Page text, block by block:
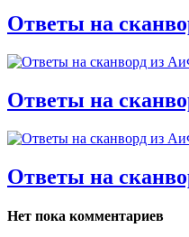
Ответы на
Ответы на
Ответы на
Нет пока комментариев